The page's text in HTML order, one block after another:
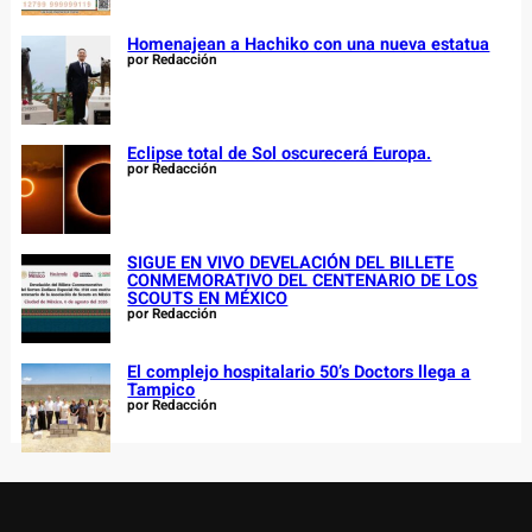
Homenajean a Hachiko con una nueva estatua
por Redacción
Eclipse total de Sol oscurecerá Europa.
por Redacción
SIGUE EN VIVO DEVELACIÓN DEL BILLETE
CONMEMORATIVO DEL CENTENARIO DE LOS
SCOUTS EN MÉXICO
por Redacción
El complejo hospitalario 50’s Doctors llega a
Tampico
por Redacción